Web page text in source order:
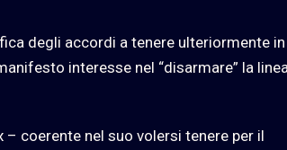
degli accordi a tenere ulteriormente in
interesse nel “disarmare” la
coerente nel suo volersi tenere per il